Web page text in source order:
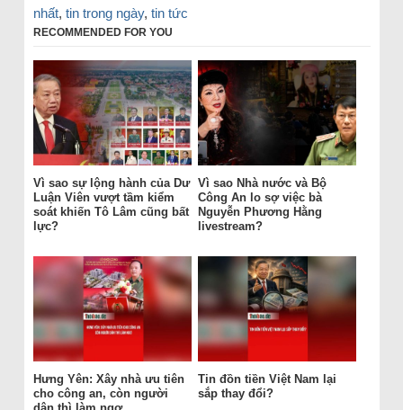
nhất, tin trong ngày, tin tức
RECOMMENDED FOR YOU
Vì sao sự lộng hành của Dư
Luận Viên vượt tầm kiểm
soát khiến Tô Lâm cũng bất
lực?
Vì sao Nhà nước và Bộ
Công An lo sợ việc bà
Nguyễn Phương Hằng
livestream?
Hưng Yên: Xây nhà ưu tiên
cho công an, còn người
Tin đồn tiền Việt Nam lại
sắp thay đổi?